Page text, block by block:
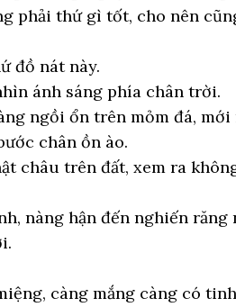
phải thứ gì tốt, cho nên
đồ nát này.
ánh sáng phía chân trời.
ngồi ổn trên mỏm đá,
chân ồn ào.
châu trên đất, xem ra
nàng hận đến nghiến răng
càng mắng càng có